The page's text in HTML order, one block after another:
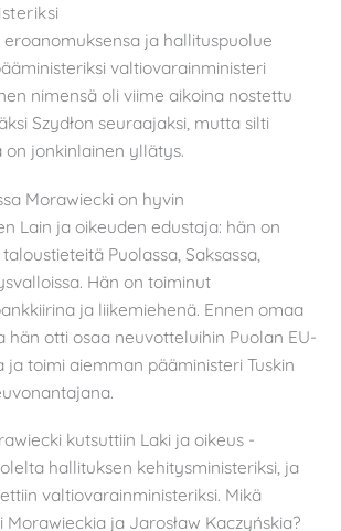
eroanomuksensa ja hallituspuolue
valtiovarainministeri
nimensä oli viime aikoina nostettu
Szydłon seuraajaksi, mutta silti
on jonkinlainen yllätys.
Morawiecki on hyvin
Lain ja oikeuden edustaja: hän on
Puolassa, Saksassa,
Hän on toiminut
ja liikemiehenä. Ennen omaa
hän otti osaa neuvotteluihin Puolan EU-
ja toimi aiemman pääministeri Tuskin
kutsuttiin Laki ja oikeus -
hallituksen kehitysministeriksi, ja
valtiovarainministeriksi. Mikä
ja Jarosław Kaczyńskia?